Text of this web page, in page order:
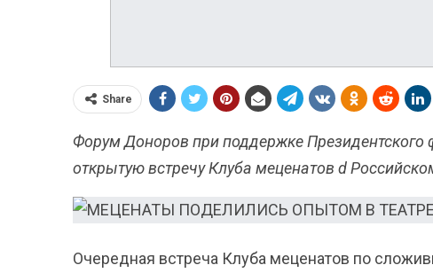
Share
Форум Доноров при поддержкеПрезидентского
открытую встречу Клуба меценатов d
Очередная встреча Клуба меценатов по